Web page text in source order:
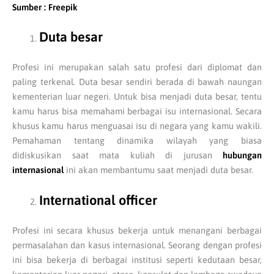
Sumber : Freepik
Duta besar
Profesi ini merupakan salah satu profesi dari diplomat dan
paling terkenal. Duta besar sendiri berada di bawah naungan
kementerian luar negeri. Untuk bisa menjadi duta besar, tentu
kamu harus bisa memahami berbagai isu internasional. Secara
khusus kamu harus menguasai isu di negara yang kamu wakili.
Pemahaman tentang dinamika wilayah yang biasa
didiskusikan saat mata kuliah di jurusan hubungan
internasionalini akan membantumu saat menjadi duta besar.
International officer
Profesi ini secara khusus bekerja untuk menangani berbagai
permasalahan dan kasus internasional. Seorang dengan profesi
ini bisa bekerja di berbagai institusi seperti kedutaan besar,